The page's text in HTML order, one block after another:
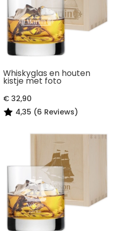
Whiskyglas en houten
kistje met foto
€ 32,90
4,35 (6 Reviews)